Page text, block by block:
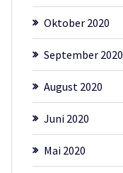
Oktober 2020
September 2020
August 2020
Juni 2020
Mai 2020